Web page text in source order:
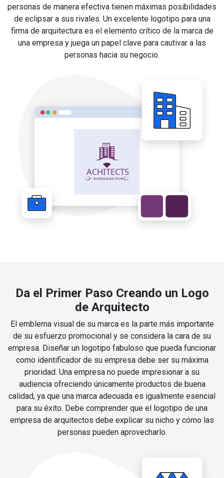
personas de manera efectiva tienen máximas posibilidades
de eclipsar a sus rivales. Un excelente logotipo para una
firma de arquitectura es el elemento crítico de la marca de
una empresa y juega un papel clave para cautivar a las
personas hacia su negocio.
Da el Primer Paso Creando un Logo
de Arquitecto
El emblema visual de su marca es la parte más importante
de su esfuerzo promocional y se considera la cara de su
empresa. Diseñar un logotipo fabuloso que pueda funcionar
como identificador de su empresa debe ser su máxima
prioridad. Una empresa no puede impresionar a su
audiencia ofreciendo únicamente productos de buena
calidad, ya que una marca adecuada es igualmente esencial
para su éxito. Debe comprender que el logotipo de una
empresa de arquitectos debe explicar su nicho y cómo las
personas pueden aprovecharlo.